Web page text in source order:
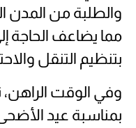
والطلبة من المدن
مما يضاعف
بتنظيم التنقل
وفي الوقت
بمناسبة عيد الأضحى